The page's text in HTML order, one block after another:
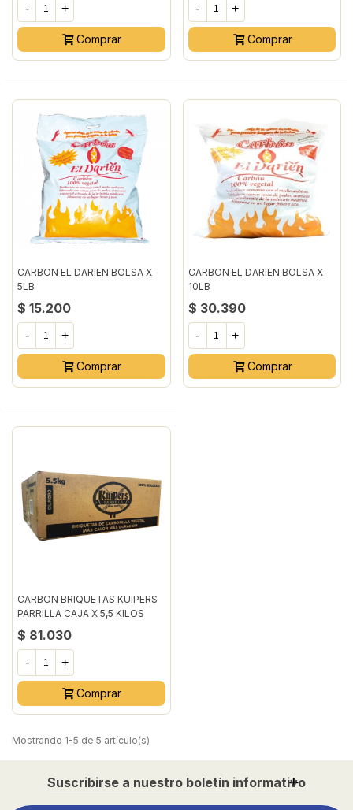
- +
Comprar
- +
Comprar
CARBON EL DARIEN BOLSA X
5LB
$ 15.200
- +
Comprar
CARBON EL DARIEN BOLSA X
10LB
$ 30.390
- +
Comprar
CARBON BRIQUETAS KUIPERS
PARRILLA CAJA X 5,5 KILOS
$ 81.030
- +
Comprar
Mostrando 1-5 de 5 artículo(s)
Suscribirse a nuestro boletín informativo